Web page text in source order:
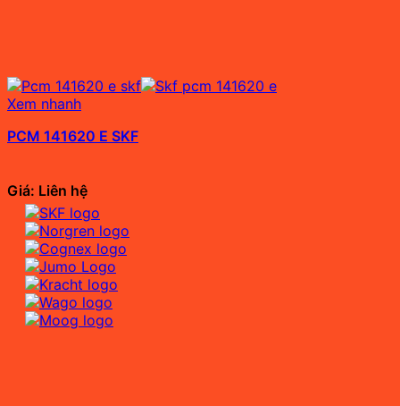
Xem nhanh
PCM 141620 E SKF
Giá: Liên hệ